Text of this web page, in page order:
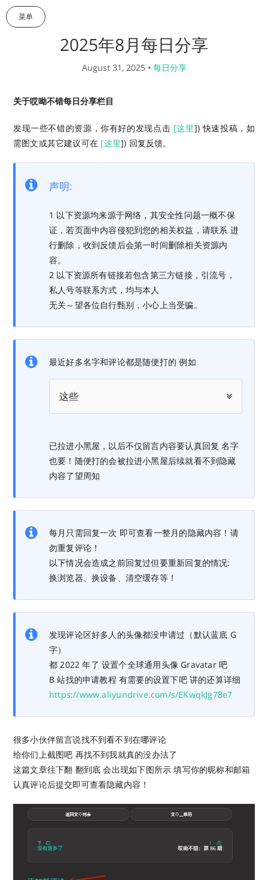
菜单
2025年8月每日分享
August 31, 2025 • 每日分享
关于哎呦不错每日分享栏目
发现一些不错的资源，你有好的发现点击 [这里]) 快速投稿，如
需图文或其它建议可在 [这里]) 回复反馈。
声明:
1 以下资源均来源于网络，其安全性问题一概不保
证，若页面中内容侵犯到您的相关权益，请联系 进
行删除，收到反馈后会第一时间删除相关资源内
容。
2 以下资源所有链接若包含第三方链接，引流号，
私人号等联系方式，均与本人
无关～望各位自行甄别，小心上当受骗。
最近好多名字和评论都是随便打的 例如
这些
已拉进小黑屋，以后不仅留言内容要认真回复 名字
也要！随便打的会被拉进小黑屋后续就看不到隐藏
内容了望周知
每月只需回复一次 即可查看一整月的隐藏内容！请
勿重复评论！
以下情况会造成之前回复过但要重新回复的情况:
换浏览器、换设备、清空缓存等！
发现评论区好多人的头像都没申请过（默认蓝底 G
字）
都 2022 年了 设置个全球通用头像 Gravatar 吧
B 站找的申请教程 有需要的设置下吧 讲的还算详细
https://www.aliyundrive.com/s/EKwqkJg78e7
很多小伙伴留言说找不到看不到在哪评论
给你们上截图吧 再找不到我就真的没办法了
这篇文章往下翻 翻到底 会出现如下图所示 填写你的昵称和邮箱
认真评论后提交即可查看隐藏内容！